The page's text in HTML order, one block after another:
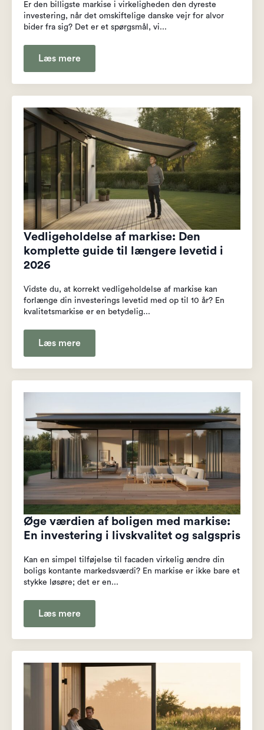
Er den billigste markise i virkeligheden den dyreste
investering, når det omskiftelige danske vejr for alvor
bider fra sig? Det er et spørgsmål, vi...
Læs mere
Vedligeholdelse af markise: Den
komplette guide til længere levetid i
2026
Vidste du, at korrekt vedligeholdelse af markise kan
forlænge din investerings levetid med op til 10 år? En
kvalitetsmarkise er en betydelig...
Læs mere
Øge værdien af boligen med markise:
En investering i livskvalitet og salgspris
Kan en simpel tilføjelse til facaden virkelig ændre din
boligs kontante markedsværdi? En markise er ikke bare et
stykke løsøre; det er en...
Læs mere